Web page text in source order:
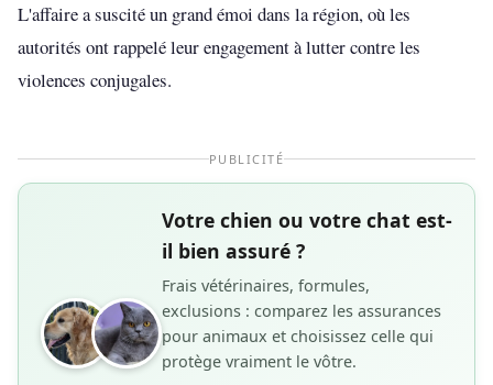
L'affaire a suscité un grand émoi dans la région, où les
autorités ont rappelé leur engagement à lutter contre les
violences conjugales.
PUBLICITÉ
Votre chien ou votre chat est-
il bien assuré ?
Frais vétérinaires, formules,
exclusions : comparez les assurances
pour animaux et choisissez celle qui
protège vraiment le vôtre.